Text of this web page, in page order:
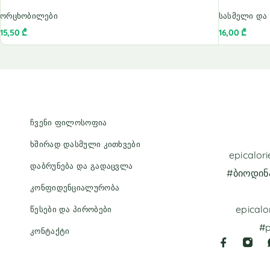
ორცხობილები
15,50₾
სასმელი და
16,00₾
ჩვენი ფილოსოფია
ხშირად დასმული კითხვები
დაბრუნება და გადაცვლა
კონფიდენციალურობა
წესები და პირობები
კონტაქტი